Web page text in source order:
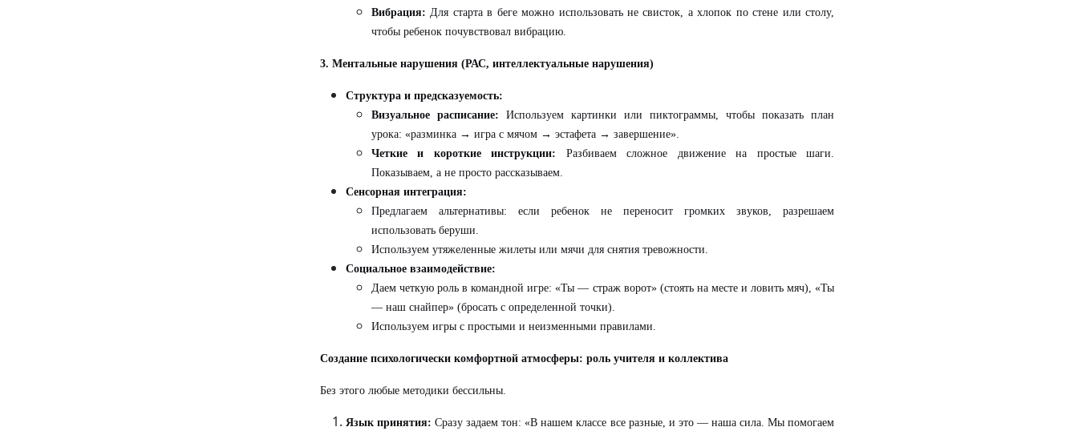
Вибрация: Для старта в беге можно использовать не свисток, а хлопок по стене или столу,
чтобы ребенок почувствовал вибрацию.
3. Ментальные нарушения (РАС, интеллектуальные нарушения)
Структура и предсказуемость:
Визуальное расписание: Используем картинки или пиктограммы, чтобы показать план
урока: «разминка → игра с мячом → эстафета → завершение».
Четкие и короткие инструкции: Разбиваем сложное движение на простые шаги.
Показываем, а не просто рассказываем.
Сенсорная интеграция:
Предлагаем альтернативы: если ребенок не переносит громких звуков, разрешаем
использовать беруши.
Используем утяжеленные жилеты или мячи для снятия тревожности.
Социальное взаимодействие:
Даем четкую роль в командной игре: «Ты — страж ворот» (стоять на месте и ловить мяч), «Ты
— наш снайпер» (бросать с определенной точки).
Используем игры с простыми и неизменными правилами.
Создание психологически комфортной атмосферы: роль учителя и коллектива
Без этого любые методики бессильны.
Язык принятия: Сразу задаем тон: «В нашем классе все разные, и это — наша сила. Мы помогаем